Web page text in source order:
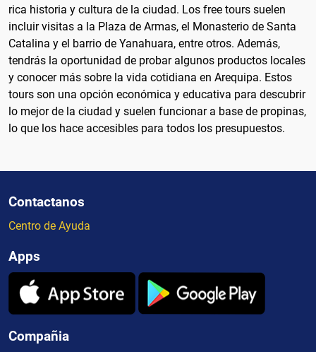
rica historia y cultura de la ciudad. Los free tours suelen
incluir visitas a la Plaza de Armas, el Monasterio de Santa
Catalina y el barrio de Yanahuara, entre otros. Además,
tendrás la oportunidad de probar algunos productos locales
y conocer más sobre la vida cotidiana en Arequipa. Estos
tours son una opción económica y educativa para descubrir
lo mejor de la ciudad y suelen funcionar a base de propinas,
lo que los hace accesibles para todos los presupuestos.
Contactanos
Centro de Ayuda
Apps
Compañia